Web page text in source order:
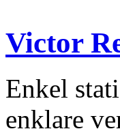
Victor
Enkel
enklare